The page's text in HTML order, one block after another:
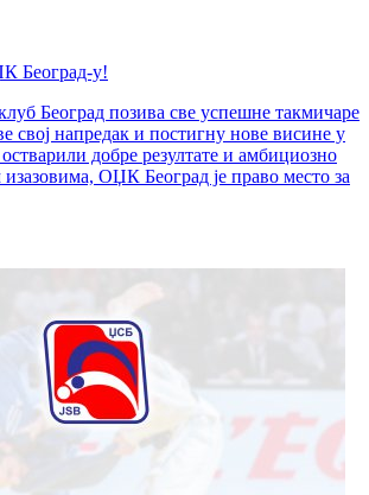
Београд-у!
Београд позива све успешне такмичаре
свој напредак и постигну нове висине у
добре резултате и амбициозно
изазовима, ОЏК Београд је право место за